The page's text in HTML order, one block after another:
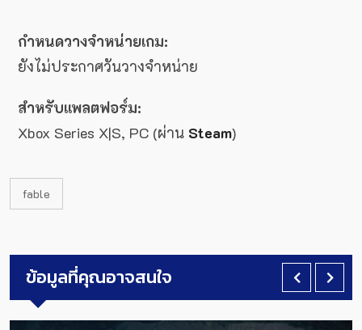
กำหนดวางจำหน่ายเกม:
ยังไม่ประกาศวันวางจำหน่าย
สำหรับแพลตฟอร์ม:
Xbox Series X|S, PC (ผ่าน Steam)
fable
ข้อมูลที่คุณอาจสนใจ